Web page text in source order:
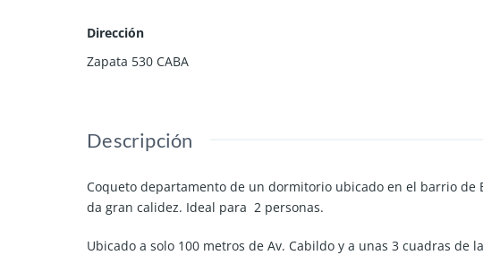
Dirección
Zapata 530 CABA
Descripción
Coqueto departamento de un dormitorio ubicado en el barrio
da gran calidez. Ideal para 2 personas.
Ubicado a solo 100 metros de Av. Cabildo y a unas 3 cuadras